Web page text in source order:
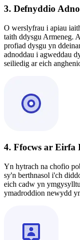
3. Defnyddio
O werslyfrau i apiau
taith ddysgu Armeneg.
profiad dysgu yn
adnoddau i agweddau
seiliedig ar eich
4. Ffocws ar Eirfa
Yn hytrach na chofio
sy'n berthnasol i'ch
eich cadw yn
ymadroddion newydd